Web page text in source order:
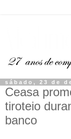
sábado, 23 de
Ceasa
tiroteio
banco